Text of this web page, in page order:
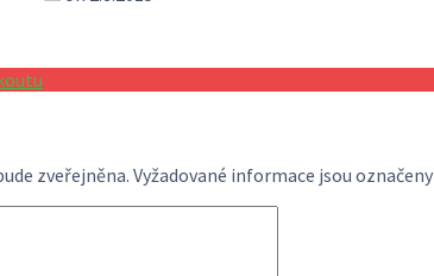
zveřejněna. Vyžadované informace jsou označeny